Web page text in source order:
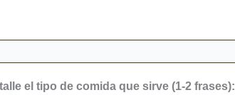
el tipo de comida que sirve (1-2 frases):